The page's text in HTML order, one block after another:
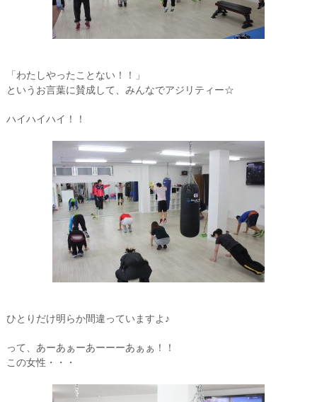
「わたしやったことない！！」
というお言葉に賛成して、みんなでアジリティー☆
ハイハイハイ！！
ひとりだけ明らか間違っていますよ♪
って、あーあぁーあーーーあぁぁ！！
この女性・・・